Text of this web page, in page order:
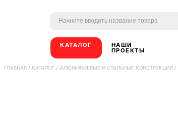
КАТАЛОГ НАШИ
ПРОЕКТЫ
ГЛАВНАЯ / КАТАЛОГ / АЛЮМИНИЕВЫЕ И СТАЛЬНЫЕ КОНСТРУКЦИИ /